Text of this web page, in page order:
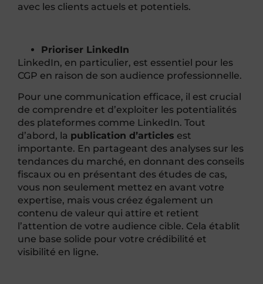
avec les clients actuels et potentiels.
Prioriser LinkedIn
LinkedIn, en particulier, est essentiel pour les
CGP en raison de son audience professionnelle.
Pour une communication efficace, il est crucial
de comprendre et d’exploiter les potentialités
des plateformes comme LinkedIn. Tout
d’abord, la publication d’articles est
importante. En partageant des analyses sur les
tendances du marché, en donnant des conseils
fiscaux ou en présentant des études de cas,
vous non seulement mettez en avant votre
expertise, mais vous créez également un
contenu de valeur qui attire et retient
l’attention de votre audience cible. Cela établit
une base solide pour votre crédibilité et
visibilité en ligne.